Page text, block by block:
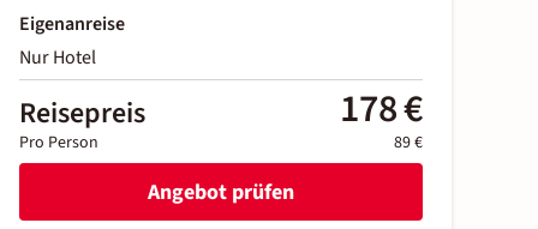
Eigenanreise
Nur Hotel
Reisepreis 178 €
Pro Person 89 €
Angebot prüfen